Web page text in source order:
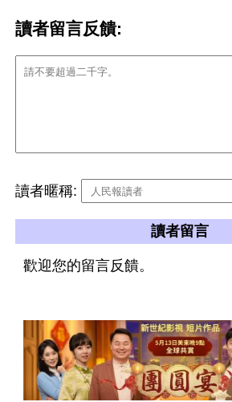
讀者留言反饋:
讀者暱稱:
讀者留言
歡迎您的留言反饋。